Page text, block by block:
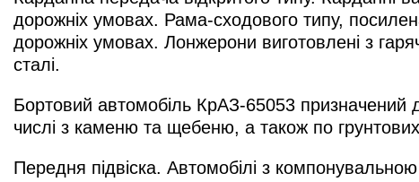
дорожніх умовах. Рама-сходового типу,
дорожніх умовах. Лонжерони виготовлені з
сталі.
Бортовий автомобіль КрАЗ-65053 призначений
числі з каменю та щебеню, а також по
Передня підвіска. Автомобілі з